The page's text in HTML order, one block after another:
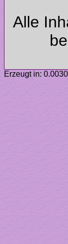
Alle
Erzeugt in: